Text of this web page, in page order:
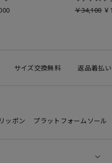
￥34,100
サイズ交換無料 返品着払い可
ッポン プラットフォームソール